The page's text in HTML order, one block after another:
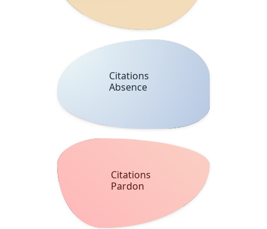
Citations
Absence
Citations
Pardon